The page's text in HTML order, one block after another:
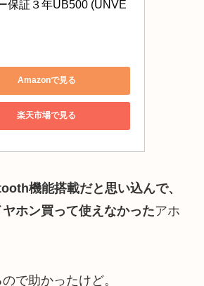
保証３年UB500 (UNVE
Amazonで見る
楽天市場で見る
機能搭載だと思い込んで、
ホン買って使えなかったアホ
で助かったけど。